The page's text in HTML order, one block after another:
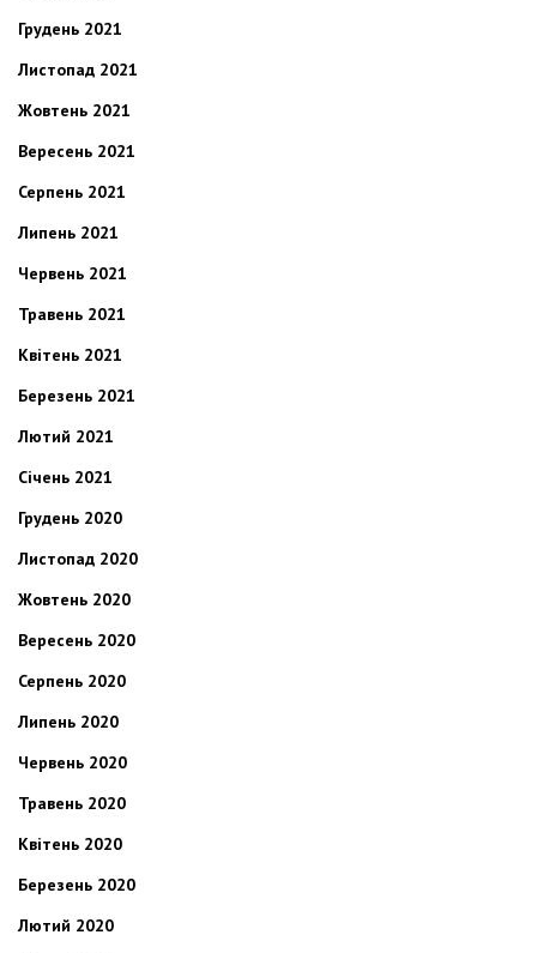
Грудень 2021
Листопад 2021
Жовтень 2021
Вересень 2021
Серпень 2021
Липень 2021
Червень 2021
Травень 2021
Квітень 2021
Березень 2021
Лютий 2021
Січень 2021
Грудень 2020
Листопад 2020
Жовтень 2020
Вересень 2020
Серпень 2020
Липень 2020
Червень 2020
Травень 2020
Квітень 2020
Березень 2020
Лютий 2020